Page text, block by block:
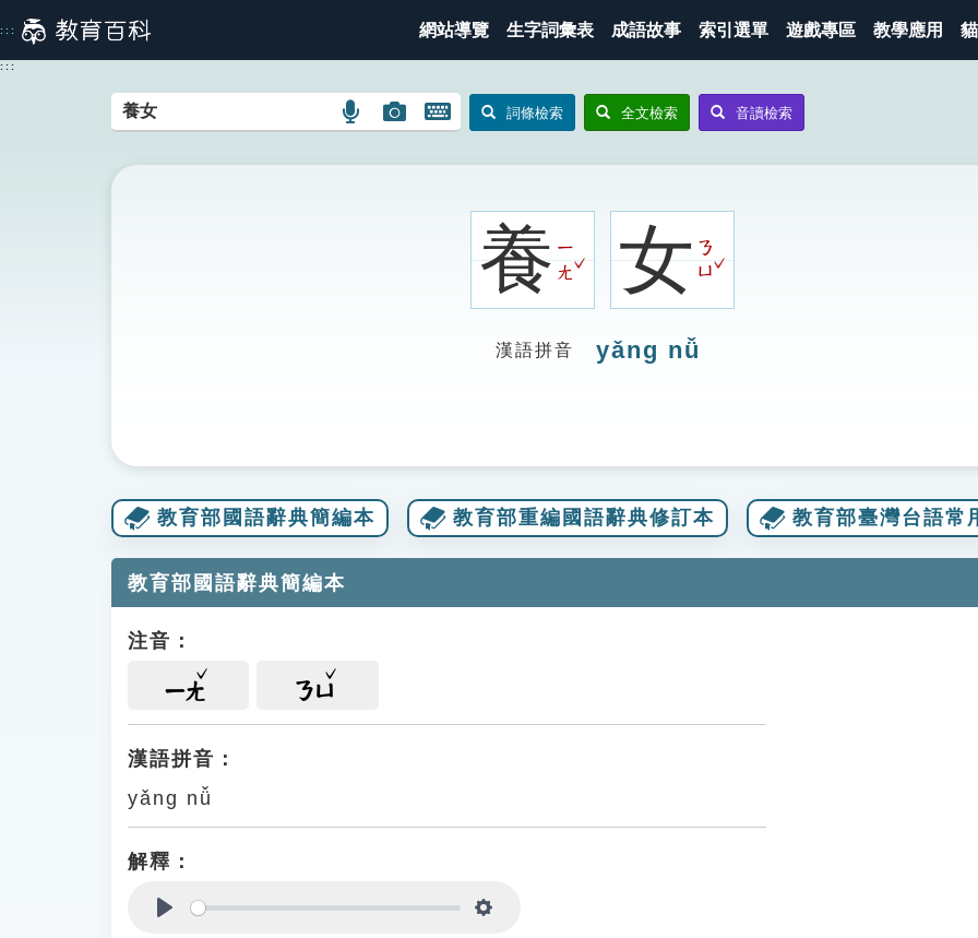
到
主
::: 網站導覽 生字詞彙表 成語故事 索引選單 遊戲專區 教學應用
:::
語
搜
圖
搜
開
鍵
詞條檢索 全文檢索 音讀檢索
養ㄧ
ㄤ
ˇ 女ㄋ
ㄩ
ˇ
漢語拼音 yǎng nǚ
教育部國語辭典簡編本 教育部重編國語辭典修訂本 教育部臺灣台語常
教育部國語辭典簡編本
注音：
ㄧㄤ ㄋㄩ
漢語拼音：
yǎng nǚ
解釋：